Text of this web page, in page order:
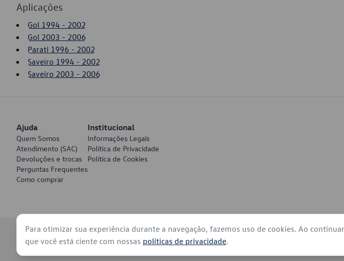
Aplicações
Gol 1994 - 2002
Gol 2003 - 2006
Parati 1996 - 2002
Saveiro 1994 - 2002
Saveiro 2003 - 2006
Ajuda
Quem Somos
Atendimento (SAC)
Devoluções e trocas
Perguntas Frequentes
Como comprar
Institucional
Informações Legais
Política de Privacidade
Política de Cookies
© 2026 - Volkswagen do Brasil - Todos os direitos reservados
Para otimizar sua experiência durante a navegação, fazemos uso de cookies. Ao
que você está ciente com nossas políticas de privacidade.